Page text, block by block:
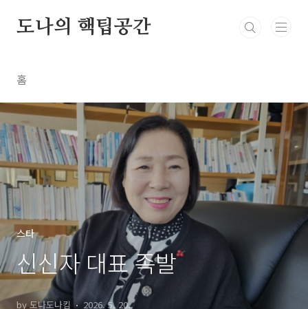
도나의 핵팁공간
홈
스타
신신자 대표 족발
by 도나도나킴 2026. 5. 20.